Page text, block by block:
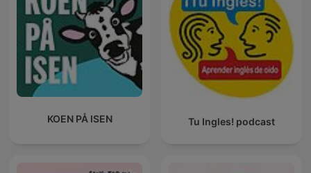
KOEN PÅ ISEN Tu Ingles! podcast